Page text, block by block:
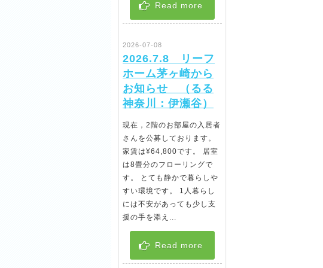
Read more
2026-07-08
2026.7.8 リーフ
ホーム茅ヶ崎から
お知らせ （るる
神奈川：伊瀬谷）
現在，2階のお部屋の入居者
さんを公募しております。
家賃は¥64,800です。 居室
は8畳分のフローリングで
す。 とても静かで暮らしや
すい環境です。 1人暮らし
には不安があっても少し支
援の手を添え...
Read more